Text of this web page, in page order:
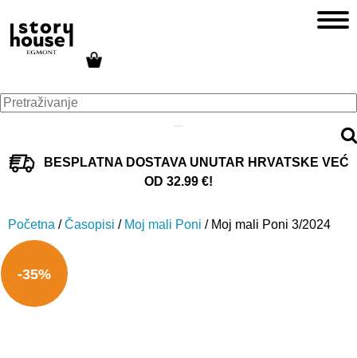
BESPLATNA DOSTAVA UNUTAR HRVATSKE VEĆ
OD 32.99 €!
Početna /Časopisi / Moj mali Poni / Moj mali Poni 3/2024
-35%